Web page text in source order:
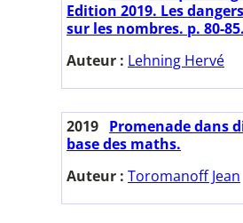
Edition 2019. Les
sur les nombres. p. 80-85.
Auteur : Lehning Hervé
2019 Promenade dans
base des maths.
Auteur : Toromanoff Jean